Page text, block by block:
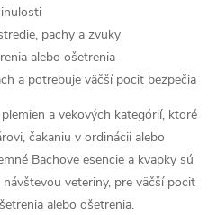
pachy a zvuky
alebo ošetrenia
a potrebuje väčší pocit bezpečia
a vekových kategórií, ktoré
čakaniu v ordinácii alebo
Bachove esencie a kvapky sú
veteriny, pre väčší pocit
alebo ošetrenia.